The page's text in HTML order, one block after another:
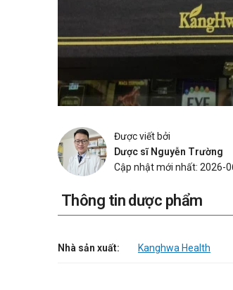
Được viết bởi
Dược sĩ Nguyễn Trường
Cập nhật mới nhất: 2026-
Thông tin dược phẩm
Nhà sản xuất: Kanghwa Health